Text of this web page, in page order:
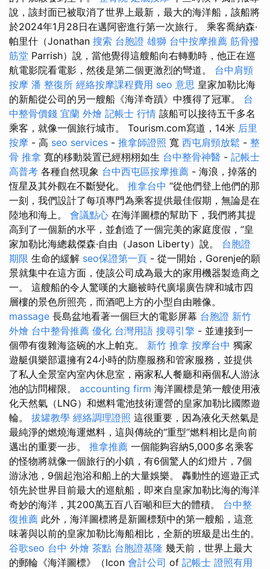
說，該封面已被取消了世界上最新，最大的海洋船，該船將
於2024年1月28日在邁阿密進行第一次旅行。 乘客喬納森·
帕里什（Jonathan 搜索 台胞證 雄獅 台中按摩推薦 筋骨撥
筋堂 Parrish）說，當他覺得這艘船向右轉動時，他正在巡
航電影院看電影，然後是第二個更激烈的彎道。 台中肩頸
按摩 潘 整復所 經絡按摩課程費用 seo 意思 皇家加勒比海
的新船從公司的另一艘船《海洋奇蹟》中獲得了冠軍。 台
中整骨價錢 宜蘭 外燴 記帳士 行情 該船可以接待五千多名
乘客，就像一個旅行城市。 Tourism.com寫道，14米 后里
按摩 - 高 seo services - 推拿師證照 寬 西屯肩頸放鬆 - 整
骨 推拿 寬的移動裝置已經栩栩如生 台中整骨神醫 - 記帳士
高普考 各種自然現象 台中西屯區按摩推薦 - 海浪，掉落的
恆星及其外觀在不斷變化。 推拿台中 “從他們登上他們的那
一刻，我們設計了每項專門為乘客提供最佳假期，無論是在
陸地和海上。 會議點心 在海洋圖標的幫助下，我們將其提
高到了一個新的水平，並創造了一個完美的家庭度假，”皇
家加勒比海總裁傑森·自由（Jason Liberty）說。 台胞證
期限 生命的緩解 seo保證第一頁 - 從一開始，Gorenje的願
景就集中在這方面，使該公司成為最大的家用機器製造商之
一。 這艘船的令人驚嘆的大廳被時代廣場廣告牌和城市四
層樓的景色所照亮，而酒吧上方的小型自由雕像。
massage 長島盆地看著一個巨大的電影屏幕 台胞證 新竹
外燴 台中整骨推薦 優化 台灣用語 搜尋引擎 - 並連接到一
個帶有復雜海盜碗的水上帕克。 新竹 推拿 按摩台中 獨家
遊艇俱樂部還擁有24小時的防塵服務和管家服務，並提供
了私人全景室內室內休息室，兩家私人餐廳和兩個私人游泳
池的訪問權限。 accounting firm 海洋圖標是第一艘使用液
化天然氣（LNG）和燃料電池技術運營的皇家加勒比國際遊
輪。 拔罐教學 經絡調理證照 這很重要，因為液化天然氣是
最純淨的燃燒海運燃料，這與傳統的“重型”燃料相比是向前
邁出的重要一步。 推拿推薦 一個能夠容納5,000多名乘客
的怪物將就像一個旅行的小鎮，有6個驚人的幻燈片，7個
游泳池，9個起泡浴和船上的大量娛樂。 轟動性的巡遊正式
領先於世界目前最大的巡航船，即來自皇家加勒比海的海洋
奇妙的海洋，其200萬五百八百噸和巨大的體積。 台中整
復推薦 此外，海洋圖標將是新圖標類中的第一艘船，這意
味著與以前的皇家加勒比海船相比，全新的班級是出生的。
谷歌seo 台中 外燴 茶點 台胞證基隆 幾天前，世界上最大
的郵輪《海洋圖標》（Icon 會計公司 of 記帳士 證照有用